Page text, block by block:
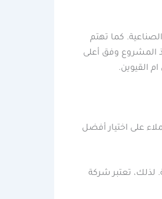
كما تهتم
المشروع وفق أعلى
القيوين.
على اختيار أفضل
لذلك، تعتبر شركة